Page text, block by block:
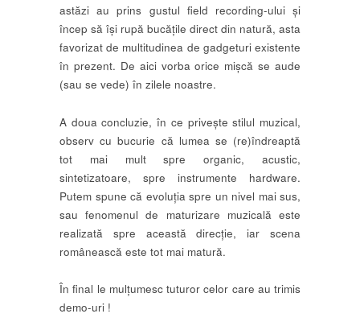
astăzi au prins gustul field recording-ului și
încep să își rupă bucățile direct din natură, asta
favorizat de multitudinea de gadgeturi existente
în prezent. De aici vorba orice mișcă se aude
(sau se vede) în zilele noastre.
A doua concluzie, în ce privește stilul muzical,
observ cu bucurie că lumea se (re)îndreaptă
tot mai mult spre organic, acustic,
sintetizatoare, spre instrumente hardware.
Putem spune că evoluția spre un nivel mai sus,
sau fenomenul de maturizare muzicală este
realizată spre această direcție, iar scena
românească este tot mai matură.
În final le mulțumesc tuturor celor care au trimis
demo-uri !